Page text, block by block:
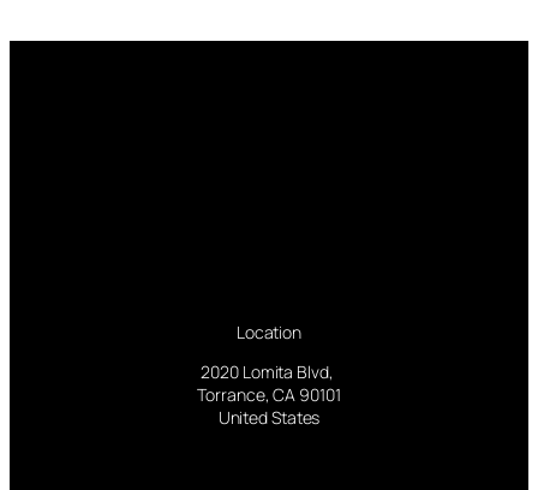
Location
2020 Lomita Blvd,
Torrance, CA 90101
United States